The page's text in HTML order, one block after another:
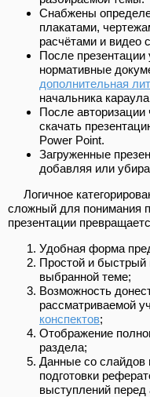
Снабжены
плакатами,
расчётами и видео
После
нормативные
дополнительная
начальника
После авторизации
скачать
Power Point.
Загруженные
добавляя или
Логичное
сложный для понимания
презентации
Удобная форма
Простой и быстрый
выбранной теме;
Возможность
рассматриваемой
конспектов;
Отображение
раздела;
Данные со слайдов
подготовки
выступлений перед